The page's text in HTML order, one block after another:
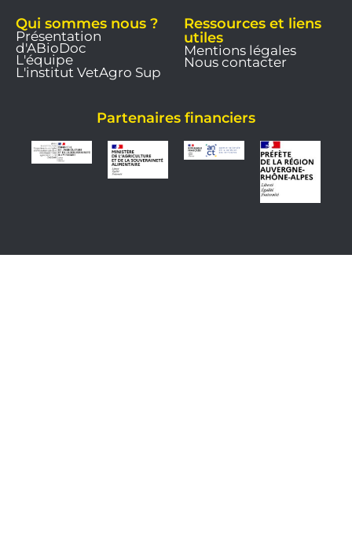
Qui sommes nous ?
Présentation
d'ABioDoc
L'équipe
L'institut VetAgro Sup
Ressources et liens
utiles
Mentions légales
Nous contacter
Partenaires financiers